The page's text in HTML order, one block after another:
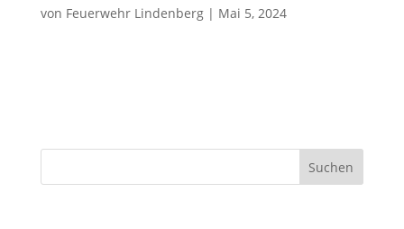
von Feuerwehr Lindenberg| Mai 5, 2024